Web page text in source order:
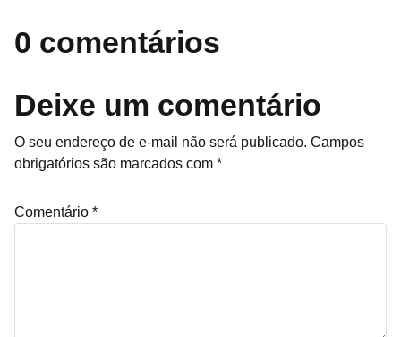
0 comentários
Deixe um comentário
O seu endereço de e-mail não será publicado. Campos
obrigatórios são marcados com *
Comentário *